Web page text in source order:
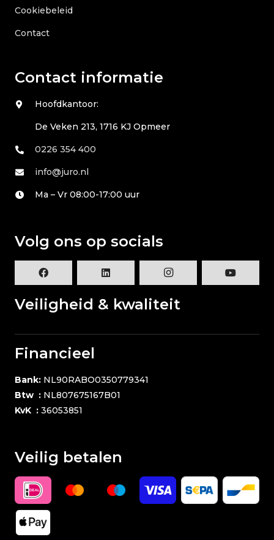
Cookiebeleid
Contact
Contact informatie
Hoofdkantoor:
De Veken 213, 1716 KJ Opmeer
0226 354 400
info@juro.nl
Ma – Vr 08:00-17:00 uur
Volg ons op socials
Veiligheid & kwaliteit
Financieel
Bank: NL90RABO0350779341
Btw : NL807675167B01
KvK : 36053851
Veilig betalen